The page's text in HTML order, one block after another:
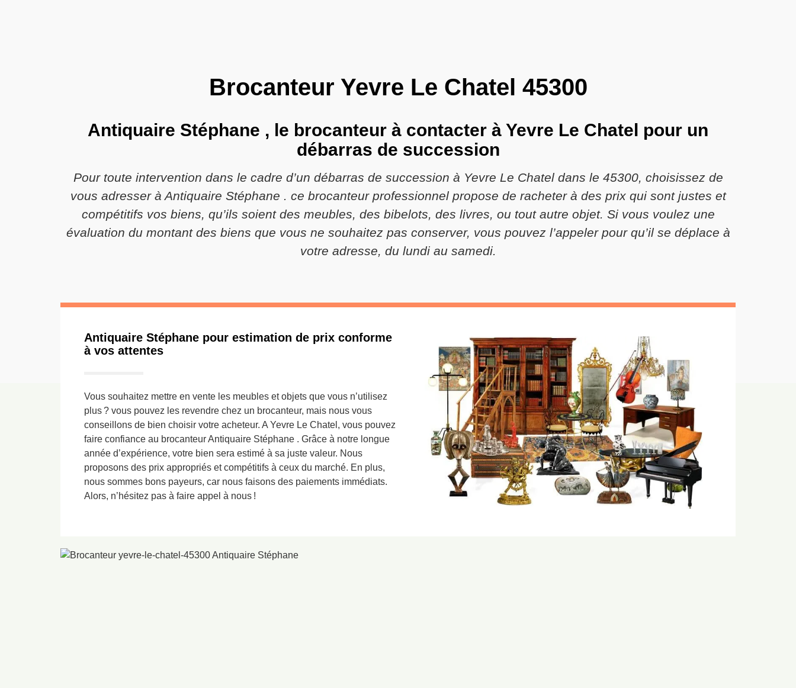
Brocanteur Yevre Le Chatel 45300
Antiquaire Stéphane , le brocanteur à contacter à Yevre Le Chatel pour un
débarras de succession
Pour toute intervention dans le cadre d’un débarras de succession à Yevre Le Chatel dans le 45300, choisissez de
vous adresser à Antiquaire Stéphane . ce brocanteur professionnel propose de racheter à des prix qui sont justes et
compétitifs vos biens, qu’ils soient des meubles, des bibelots, des livres, ou tout autre objet. Si vous voulez une
évaluation du montant des biens que vous ne souhaitez pas conserver, vous pouvez l’appeler pour qu’il se déplace à
votre adresse, du lundi au samedi.
Antiquaire Stéphane pour estimation de prix conforme
à vos attentes
Vous souhaitez mettre en vente les meubles et objets que vous n’utilisez
plus ? vous pouvez les revendre chez un brocanteur, mais nous vous
conseillons de bien choisir votre acheteur. A Yevre Le Chatel, vous pouvez
faire confiance au brocanteur Antiquaire Stéphane . Grâce à notre longue
année d’expérience, votre bien sera estimé à sa juste valeur. Nous
proposons des prix appropriés et compétitifs à ceux du marché. En plus,
nous sommes bons payeurs, car nous faisons des paiements immédiats.
Alors, n’hésitez pas à faire appel à nous !